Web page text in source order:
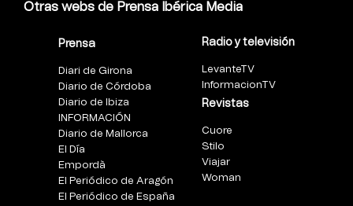
Otras webs de Prensa Ibérica Media
Prensa
Diari de Girona
Diario de Córdoba
Diario de Ibiza
INFORMACIÓN
Diario de Mallorca
El Día
Empordà
El Periódico de Aragón
El Periódico de España
Radio y televisión
LevanteTV
InformacionTV
Revistas
Cuore
Stilo
Viajar
Woman